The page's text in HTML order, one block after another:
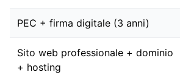
PEC + firma digitale (3 anni)
Sito web professionale + dominio
+ hosting